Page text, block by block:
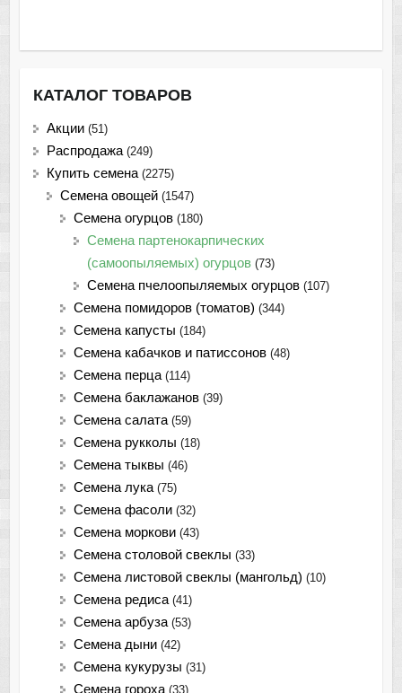
КАТАЛОГ ТОВАРОВ
Акции (51)
Распродажа (249)
Купить семена (2275)
Семена овощей (1547)
Семена огурцов (180)
Семена партенокарпических
(самоопыляемых) огурцов (73)
Семена пчелоопыляемых огурцов (107)
Семена помидоров (томатов) (344)
Семена капусты (184)
Семена кабачков и патиссонов (48)
Семена перца (114)
Семена баклажанов (39)
Семена салата (59)
Семена рукколы (18)
Семена тыквы (46)
Семена лука (75)
Cемена фасоли (32)
Семена моркови (43)
Семена столовой свеклы (33)
Семена листовой свеклы (мангольд) (10)
Семена редиса (41)
Семена арбуза (53)
Семена дыни (42)
Семена кукурузы (31)
Семена гороха (33)